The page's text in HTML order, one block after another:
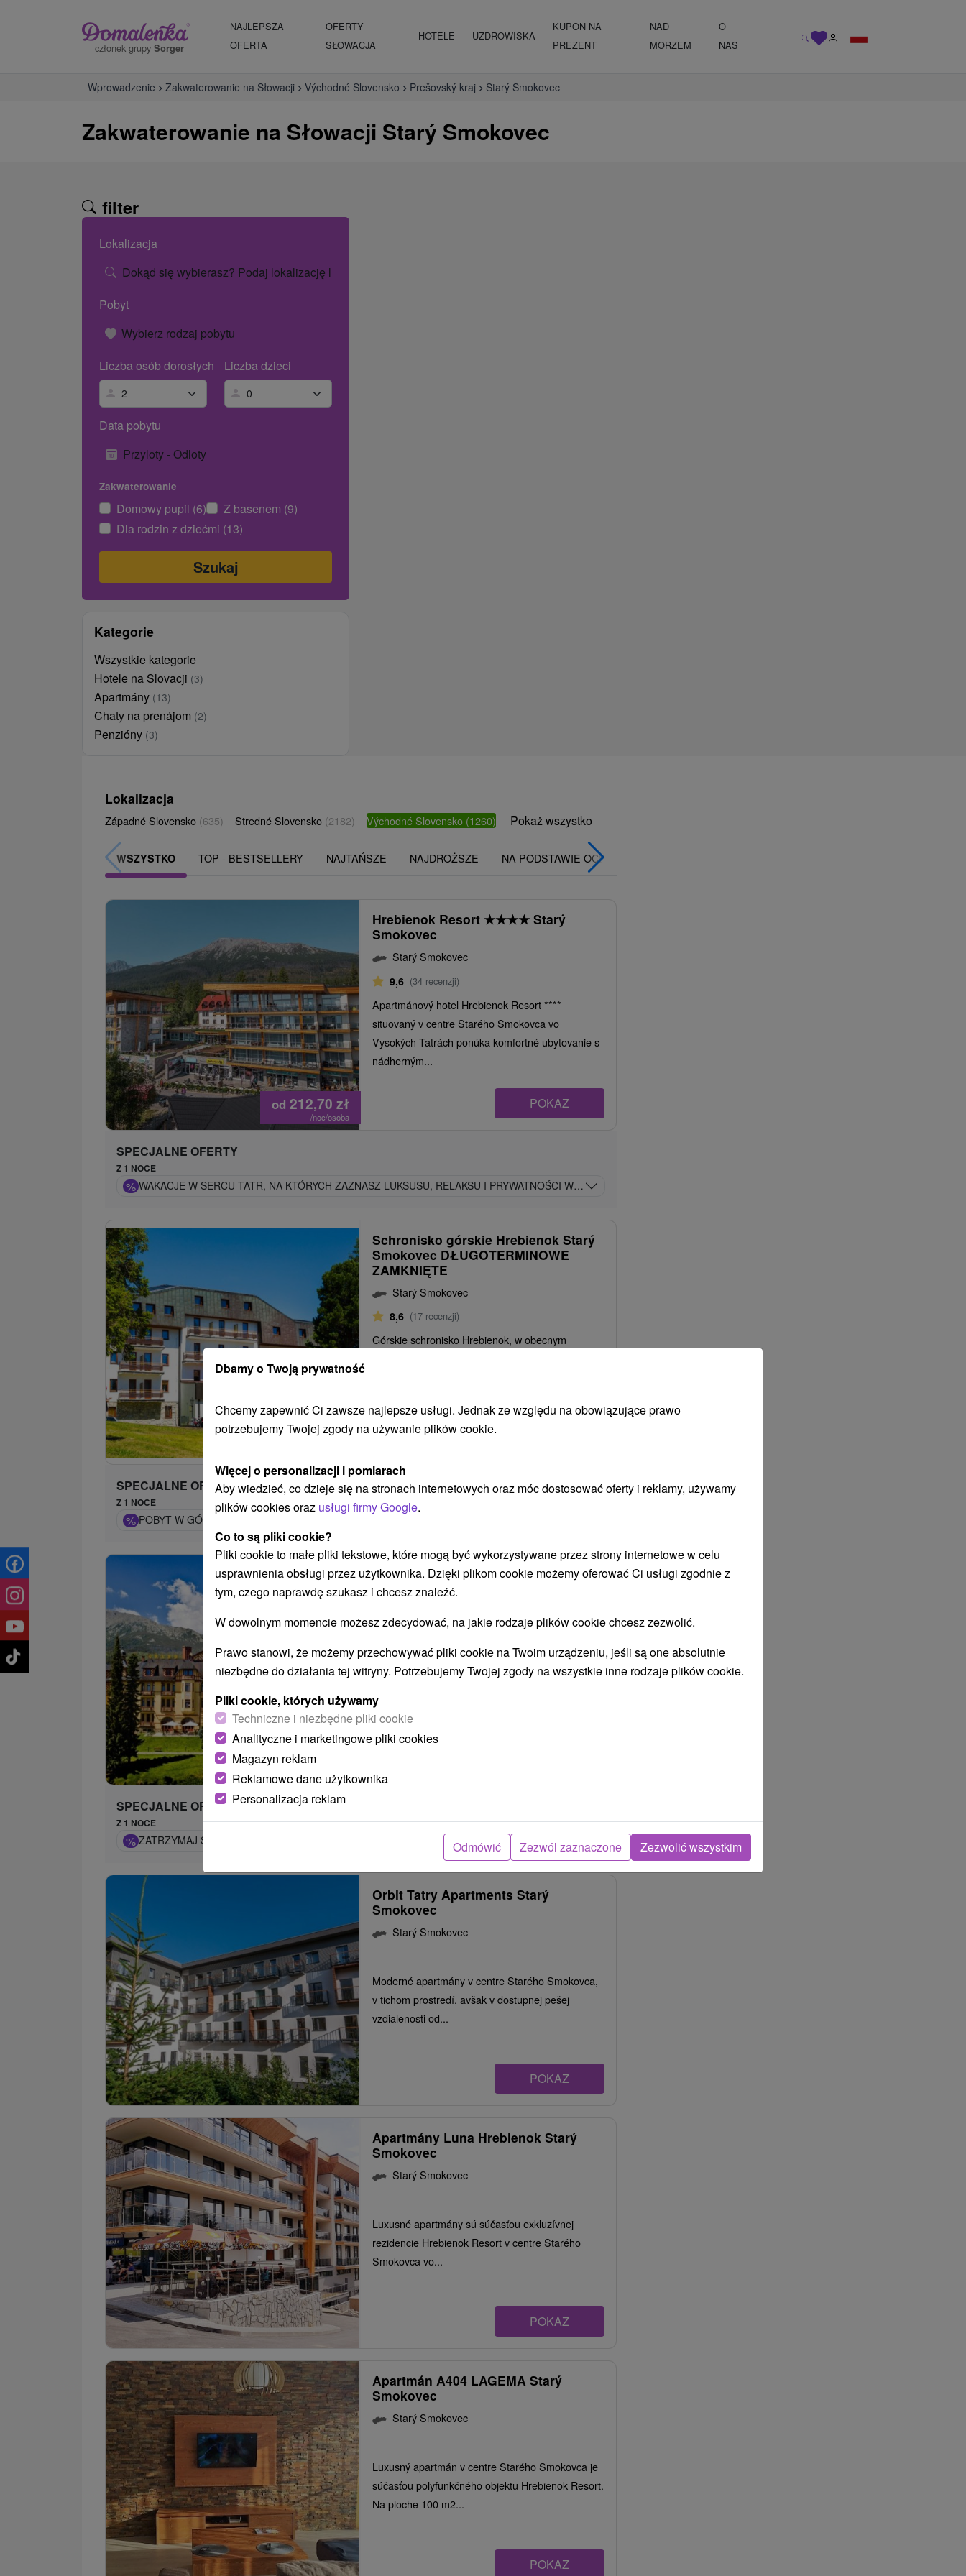
członek grupy Sorger
NAJLEPSZA
OFERTA
OFERTY
SŁOWACJA
HOTELE UZDROWISKA
KUPON NA
PREZENT
NAD
MORZEM
O
NAS
Wprowadzenie Zakwaterowanie na Słowacji Východné Slovensko Prešovský kraj Starý Smokovec
Zakwaterowanie na Słowacji Starý Smokovec
filter
Lokalizacja
Dokąd się wybierasz? Podaj lokalizację lub nazwę hotelu.
Pobyt
Wybierz rodzaj pobytu
Liczba osób dorosłych
Liczba dzieci
Data pobytu
Przyloty - Odloty
Zakwaterowanie
Domowy pupil (6)
Z basenem (9)
Dla rodzin z dziećmi (13)
Kategorie
Wszystkie kategorie
Hotele na Slovacji (3)
Apartmány (13)
Chaty na prenájom (2)
Penzióny (3)
Lokalizacja
Západné Slovensko (635) Stredné Slovensko (2182) Východné Slovensko (1260) Pokaż wszystko
WSZYSTKO TOP - BESTSELLERY NAJTAŃSZE NAJDROŻSZE NA PODSTAWIE OCENY
od 212,70 zł
/noc/osoba
Hrebienok Resort ★★★★ Starý
Smokovec
Starý Smokovec
9,6 (34 recenzji)
Apartmánový hotel Hrebienok Resort ****
situovaný v centre Starého Smokovca vo
Vysokých Tatrách ponúka komfortné ubytovanie s
nádherným...
POKAZ
SPECJALNE OFERTY
Z 1 NOCE
% WAKACJE W SERCU TATR, NA KTÓRYCH ZAZNASZ LUKSUSU, RELAKSU I PRYWATNOŚCI W JEDNYM MIEJSCU
od 105,46zł
/noc/osoba
Schronisko górskie Hrebienok Starý
Smokovec DŁUGOTERMINOWE
ZAMKNIĘTE
Starý Smokovec
8,6 (17 recenzji)
Górskie schronisko Hrebienok, w obecnym
SPECJALNE OFERTY
Z 1 NOCE
% POBYT W GÓRACH NA HREBIENKU Z KOLEJKAMI LINOWYMI, KARNETAMI NARCIARSKIMI I AQUAPARKAMI W CENIE
od287,68
/noc/osoba
Grandhotel★★★★Stary Smokowiec
Starý Smokovec
Grandhotel Starý Smokovec ****, historia którego
sięga ubiegłego wieku, znajduje się w najstarszej
tatrzańskiej miejscowości Stary Smokowiec....
SPECJALNE OFERTY
Z 1 NOCE
% ZATRZYMAJ SIĘ W SECESYJNEJ PERLE SMOKOWCA: W CENIE BILET NA KOLEJKI LINOWE, KARNETY NARCIARSKIE I AQUAPARKI
Orbit Tatry Apartments Starý
Smokovec
Starý Smokovec
Moderné apartmány v centre Starého Smokovca,
v tichom prostredí, avšak v dostupnej pešej
vzdialenosti od...
POKAZ
Apartmány Luna Hrebienok Starý
Smokovec
Starý Smokovec
Luxusné apartmány sú súčasťou exkluzívnej
rezidencie Hrebienok Resort v centre Starého
Smokovca vo...
POKAZ
Apartmán A404 LAGEMA Starý
Smokovec
Starý Smokovec
Luxusný apartmán v centre Starého Smokovca je
súčasťou polyfunkčného objektu Hrebienok Resort.
Na ploche 100 m2...
POKAZ
Dbamy o Twoją prywatność
Chcemy zapewnić Ci zawsze najlepsze usługi. Jednak ze względu na obowiązujące prawo
potrzebujemy Twojej zgody na używanie plików cookie.
Więcej o personalizacji i pomiarach
Aby wiedzieć, co dzieje się na stronach internetowych oraz móc dostosować oferty i reklamy, używamy
plików cookies oraz usługi firmy Google.
Co to są pliki cookie?
Pliki cookie to małe pliki tekstowe, które mogą być wykorzystywane przez strony internetowe w celu
usprawnienia obsługi przez użytkownika. Dzięki plikom cookie możemy oferować Ci usługi zgodnie z
tym, czego naprawdę szukasz i chcesz znaleźć.
W dowolnym momencie możesz zdecydować, na jakie rodzaje plików cookie chcesz zezwolić.
Prawo stanowi, że możemy przechowywać pliki cookie na Twoim urządzeniu, jeśli są one absolutnie
niezbędne do działania tej witryny. Potrzebujemy Twojej zgody na wszystkie inne rodzaje plików cookie.
Pliki cookie, których używamy
Techniczne i niezbędne pliki cookie
Analityczne i marketingowe pliki cookies
Magazyn reklam
Reklamowe dane użytkownika
Personalizacja reklam
Odmówić Zezwól zaznaczone Zezwolić wszystkim